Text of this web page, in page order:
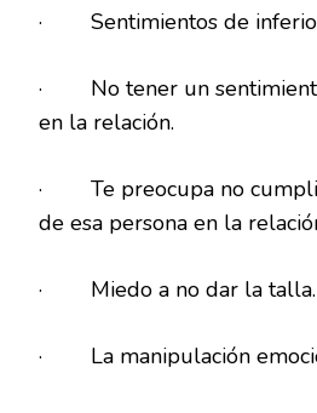
· Sentimientos de
· No tener un
en la relación.
· Te preocupa no
de esa persona en la
· Miedo a no dar la talla.
· La manipulación